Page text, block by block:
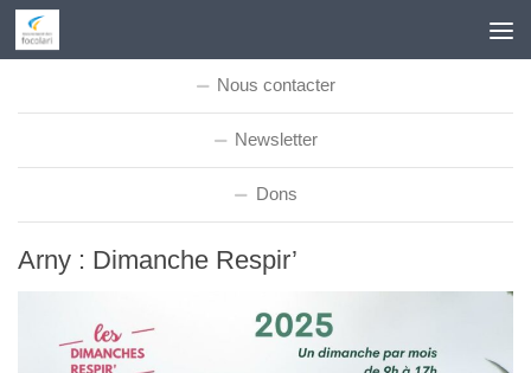
Skip to content
Nous contacter
Newsletter
Dons
Arny : Dimanche Respir’